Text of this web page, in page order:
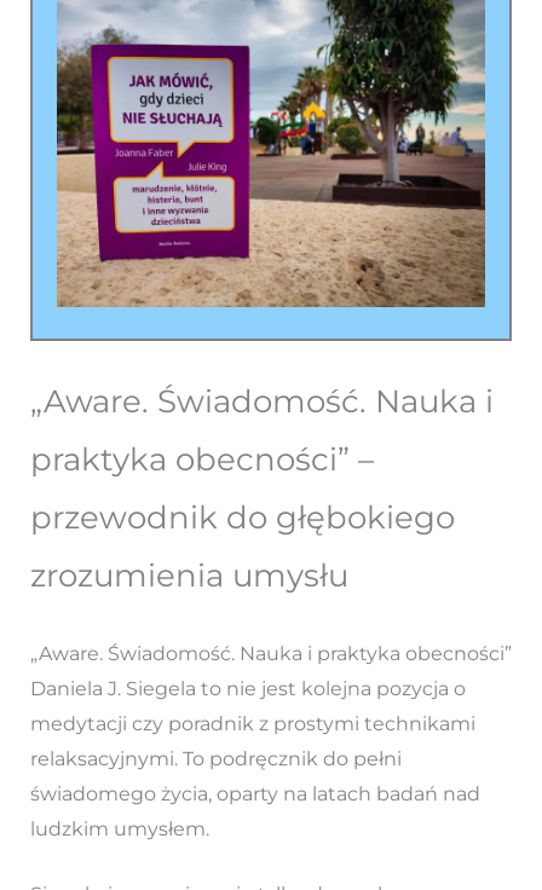
„Aware. Świadomość. Nauka i
praktyka obecności” –
przewodnik do głębokiego
zrozumienia umysłu
„Aware. Świadomość. Nauka i praktyka obecności”
Daniela J. Siegela to nie jest kolejna pozycja o
medytacji czy poradnik z prostymi technikami
relaksacyjnymi. To podręcznik do pełni
świadomego życia, oparty na latach badań nad
ludzkim umysłem.